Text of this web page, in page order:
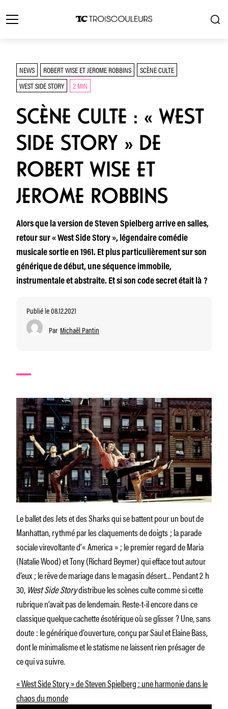
NEWS ROBERT WISE ET JEROME ROBBINS
SCÈNE CULTE
WEST SIDE STORY
2 MIN
SCÈNE CULTE : « WEST
SIDE STORY » DE
ROBERT WISE ET
JEROME ROBBINS
Alors que la version de Steven Spielberg arrive en salles,
retour sur « West Side Story », légendaire comédie
musicale sortie en 1961. Et plus particulièrement sur son
générique de début, une séquence immobile,
instrumentale et abstraite. Et si son code secret était là ?
Publié le 08.12.2021
Par Michaël Pantin
Le ballet des Jets et des Sharks qui se battent pour un bout de
Manhattan, ryth­mé par les claquements de doigts ; la parade
sociale virevoltante d’« America » ; le premier regard de Maria
(Natalie Wood) et Tony (Richard Beymer) qui efface tout autour
d’eux ; le rêve de mariage dans le magasin désert… Pendant 2 h
30,West Side Storydistribue les scènes culte comme si cette
rubrique n’avait pas de lendemain. Reste-t-il encore dans ce
classique quelque cachette ésotérique où se glisser ? Une, sans
doute : le générique d’ouverture, conçu par Saul et Elaine Bass,
dont le minimalisme et le statisme ne laissent rien présager de
ce qui va suivre.
« West Side Story » de Steven Spielberg : une harmonie dans le
chaos du monde